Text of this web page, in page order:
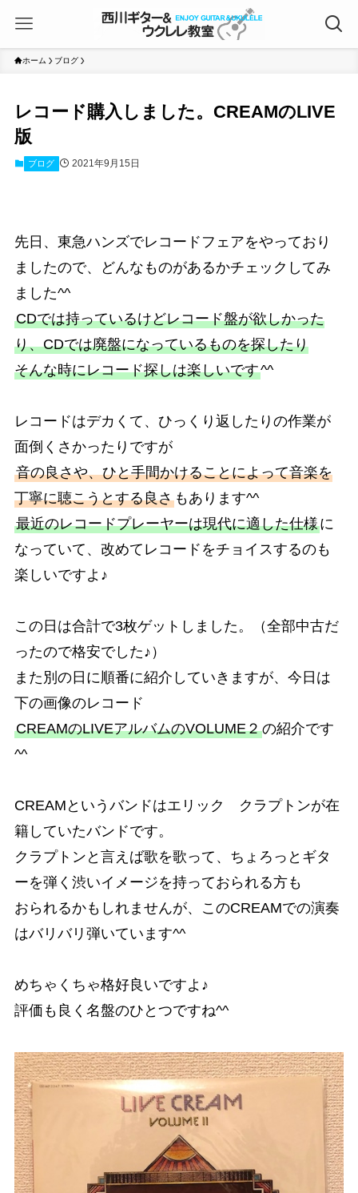
ホーム ブログ
レコード購入しました。CREAMのLIVE
版
ブログ 2021年9月15日
先日、東急ハンズでレコードフェアをやっており
ましたので、どんなものがあるかチェックしてみ
ました^^
CDでは持っているけどレコード盤が欲しかった
り、CDでは廃盤になっているものを探したり
そんな時にレコード探しは楽しいです^^
レコードはデカくて、ひっくり返したりの作業が
面倒くさかったりですが
音の良さや、ひと手間かけることによって音楽を
丁寧に聴こうとする良さもあります^^
最近のレコードプレーヤーは現代に適した仕様に
なっていて、改めてレコードをチョイスするのも
楽しいですよ♪
この日は合計で3枚ゲットしました。（全部中古だ
ったので格安でした♪）
また別の日に順番に紹介していきますが、今日は
下の画像のレコード
CREAMのLIVEアルバムのVOLUME２の紹介です
^^
CREAMというバンドはエリック クラプトンが在
籍していたバンドです。
クラプトンと言えば歌を歌って、ちょろっとギタ
ーを弾く渋いイメージを持っておられる方も
おられるかもしれませんが、このCREAMでの演奏
はバリバリ弾いています^^
めちゃくちゃ格好良いですよ♪
評価も良く名盤のひとつですね^^